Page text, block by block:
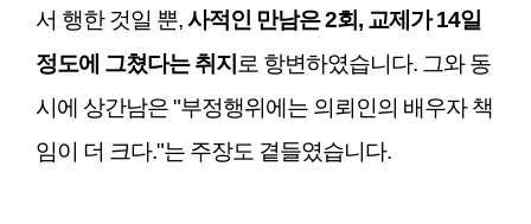
서 행한 것일 뿐,사적인 만남은 2회, 교제가 14일
정도에 그쳤다는 취지 로 항변하였습니다. 그와 동
시에 상간남은 "부정행위에는 의뢰인의 배우자 책
임이 더 크다."는 주장도 곁들였습니다.